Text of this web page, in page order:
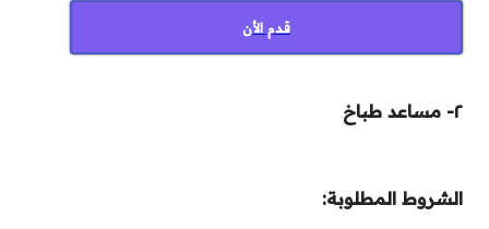
قدم الأن
٢- مساعد طباخ
الشروط المطلوبة: